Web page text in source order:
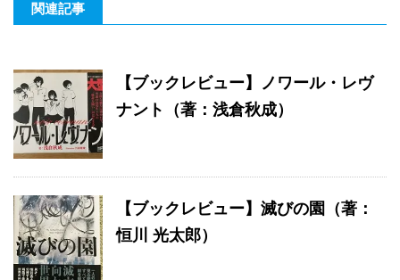
関連記事
【ブックレビュー】ノワール・レヴ
ナント（著：浅倉秋成）
【ブックレビュー】滅びの園（著：
恒川 光太郎）